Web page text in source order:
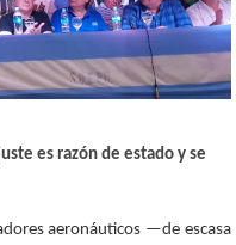
es razón de estado y se
aeronáuticos —de escasa